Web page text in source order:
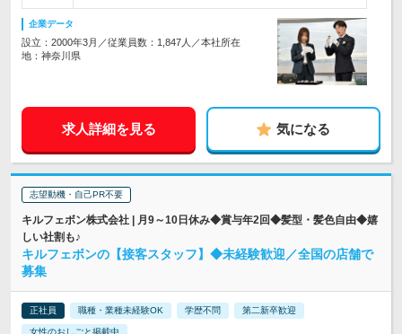
企業データ
設立：2000年3月／従業員数：1,847人／本社所在
地：神奈川県
求人詳細を見る 気になる
志望動機・自己PR不要
キルフェボン株式会社 | 月9～10日休み◆賞与年2回◆髪型・髪色自由◆嬉
しい社割も♪
キルフェボンの【接客スタッフ】◆未経験歓迎／全国の店舗で
募集
正社員 職種・業種未経験OK 学歴不問 第二新卒歓迎
女性のおしごと掲載中